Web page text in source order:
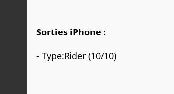
Sorties iPhone :
- Type:Rider (10/10)